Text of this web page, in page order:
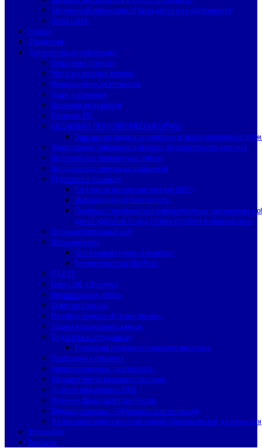
Сведения об организации отдыха детей и их оздоровления
Карта сайта
Новости
Объявления
Дополнительная информация
Обращения граждан
Часто задаваемые вопросы
Инновационная деятельность
Наши достижения
Школьный медиацентр
Первичка 101
СОЦИАЛЬНО-ПСИХОЛОГИЧЕСКАЯ СЛУЖБА
Голос школы (подкасты, лайфхаки и другие интересные
Универсальная библиотека цифрового образовательного контента
Всероссийские проверочные работы
Всероссийская олимпиада школьников
Родителям и ученикам
Раздельное накопление отходов (РНО)
Информационная безопасность
Памятка по профилактике неблагоприятных для здоровья и
детей эффектов от воздействия устройств мобильной связи
Школьный спортивный клуб
Школьный театр
Театральный кружок «Закулисье»
Арт-пространство «ШоуМир»
ПДДТТ
Газета 101-я Весточка
Воспитательная работа
Кадетские классы
Музейная комната «История школы»
Защита персональных данных
Педагогам и сотрудникам
Реализация профориентационного минимума
Профсоюзная страничка
Антикоррупционная деятельность
Государственная итоговая аттестация
Детское объединение РДШ
Изучение финансовой грамотности
Ярмарка социально — педагогических инноваций
Независимая оценка качества условий образовательной деятельности
Фотоальбом
Контакты